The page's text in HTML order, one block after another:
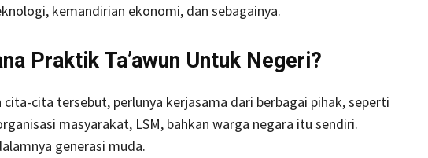
kemandirian ekonomi, dan sebagainya.
Praktik Ta’awun Untuk Negeri?
cita-cita tersebut, perlunya kerjasama dari berbagai pihak, seperti
masyarakat, LSM, bahkan warga negara itu sendiri.
generasi muda.